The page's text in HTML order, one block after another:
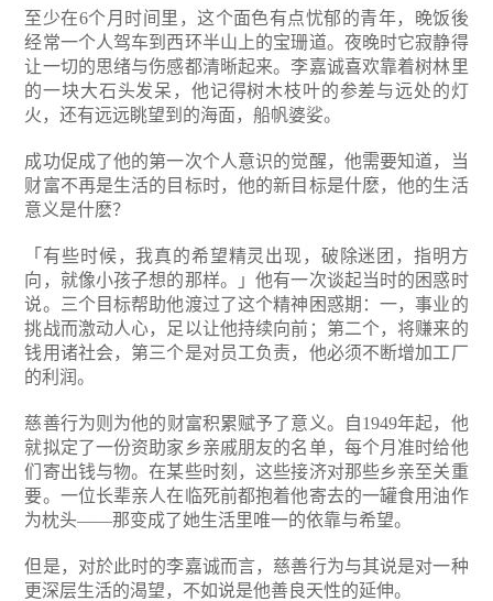
至少在6个月时间里，这个面色有点忧郁的青年，晚饭後
经常一个人驾车到西环半山上的宝珊道。夜晚时它寂静得
让一切的思绪与伤感都清晰起来。李嘉诚喜欢靠着树林里
的一块大石头发呆，他记得树木枝叶的参差与远处的灯
火，还有远远眺望到的海面，船帆婆娑。
成功促成了他的第一次个人意识的觉醒，他需要知道，当
财富不再是生活的目标时，他的新目标是什麽，他的生活
意义是什麽？
「有些时候，我真的希望精灵出现，破除迷团，指明方
向，就像小孩子想的那样。」他有一次谈起当时的困惑时
说。三个目标帮助他渡过了这个精神困惑期：一，事业的
挑战而激动人心，足以让他持续向前；第二个，将赚来的
钱用诸社会，第三个是对员工负责，他必须不断增加工厂
的利润。
慈善行为则为他的财富积累赋予了意义。自1949年起，他
就拟定了一份资助家乡亲戚朋友的名单，每个月准时给他
们寄出钱与物。在某些时刻，这些接济对那些乡亲至关重
要。一位长辈亲人在临死前都抱着他寄去的一罐食用油作
为枕头——那变成了她生活里唯一的依靠与希望。
但是，对於此时的李嘉诚而言，慈善行为与其说是对一种
更深层生活的渴望，不如说是他善良天性的延伸。